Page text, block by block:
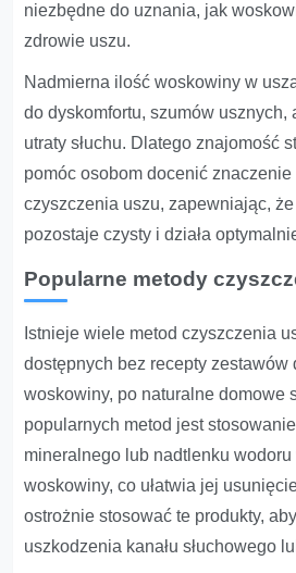
niezbędne do uznania, jak
zdrowie uszu.
Nadmierna ilość woskowiny w
do dyskomfortu, szumów usznych,
utraty słuchu. Dlatego znajomość
pomóc osobom docenić
czyszczenia uszu, zapewniając, że
pozostaje czysty i działa
Popularne metody
Istnieje wiele metod czyszczenia
dostępnych bez recepty zestawów
woskowiny, po naturalne domowe
popularnych metod jest
mineralnego lub nadtlenku
woskowiny, co ułatwia jej
ostrożnie stosować te produkty,
uszkodzenia kanału słuchowego